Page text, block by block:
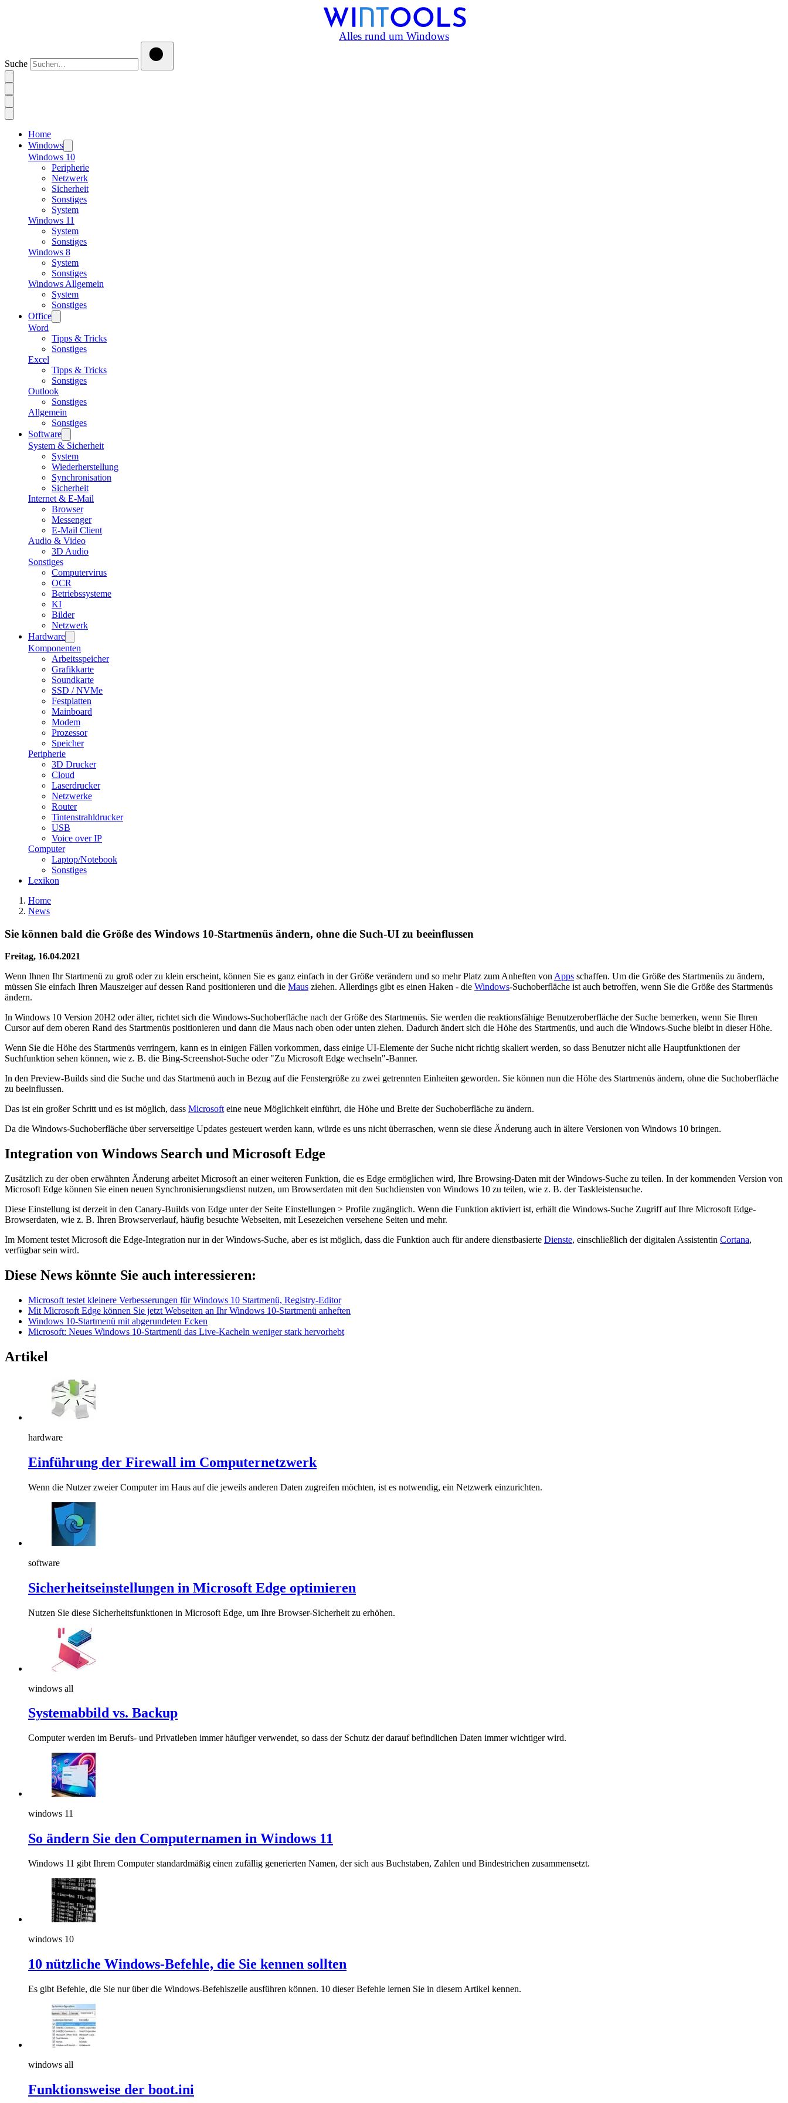
Alles rund um Windows
Suche
Home
Windows
Windows 10
Peripherie
Netzwerk
Sicherheit
Sonstiges
System
Windows 11
System
Sonstiges
Windows 8
System
Sonstiges
Windows Allgemein
System
Sonstiges
Office
Word
Tipps & Tricks
Sonstiges
Excel
Tipps & Tricks
Sonstiges
Outlook
Sonstiges
Allgemein
Sonstiges
Software
System & Sicherheit
System
Wiederherstellung
Synchronisation
Sicherheit
Internet & E-Mail
Browser
Messenger
E-Mail Client
Audio & Video
3D Audio
Sonstiges
Computervirus
OCR
Betriebssysteme
KI
Bilder
Netzwerk
Hardware
Komponenten
Arbeitsspeicher
Grafikkarte
Soundkarte
SSD / NVMe
Festplatten
Mainboard
Modem
Prozessor
Speicher
Peripherie
3D Drucker
Cloud
Laserdrucker
Netzwerke
Router
Tintenstrahldrucker
USB
Voice over IP
Computer
Laptop/Notebook
Sonstiges
Lexikon
Home
News
Sie können bald die Größe des Windows 10-Startmenüs ändern, ohne die Such-UI zu beeinflussen
Freitag, 16.04.2021
Wenn Ihnen Ihr Startmenü zu groß oder zu klein erscheint, können Sie es ganz einfach in der Größe verändern und so mehr Platz zum Anheften vonApps schaffen. Um die Größe des Startmenüs zu ändern,
müssen Sie einfach Ihren Mauszeiger auf dessen Rand positionieren und die Maus ziehen. Allerdings gibt es einen Haken - die Windows-Suchoberfläche ist auch betroffen, wenn Sie die Größe des Startmenüs
ändern.
In Windows 10 Version 20H2 oder älter, richtet sich die Windows-Suchoberfläche nach der Größe des Startmenüs. Sie werden die reaktionsfähige Benutzeroberfläche der Suche bemerken, wenn Sie Ihren
Cursor auf dem oberen Rand des Startmenüs positionieren und dann die Maus nach oben oder unten ziehen. Dadurch ändert sich die Höhe des Startmenüs, und auch die Windows-Suche bleibt in dieser Höhe.
Wenn Sie die Höhe des Startmenüs verringern, kann es in einigen Fällen vorkommen, dass einige UI-Elemente der Suche nicht richtig skaliert werden, so dass Benutzer nicht alle Hauptfunktionen der
Suchfunktion sehen können, wie z. B. die Bing-Screenshot-Suche oder "Zu Microsoft Edge wechseln"-Banner.
In den Preview-Builds sind die Suche und das Startmenü auch in Bezug auf die Fenstergröße zu zwei getrennten Einheiten geworden. Sie können nun die Höhe des Startmenüs ändern, ohne die Suchoberfläche
zu beeinflussen.
Das ist ein großer Schritt und es ist möglich, dass Microsofteine neue Möglichkeit einführt, die Höhe und Breite der Suchoberfläche zu ändern.
Da die Windows-Suchoberfläche über serverseitige Updates gesteuert werden kann, würde es uns nicht überraschen, wenn sie diese Änderung auch in ältere Versionen von Windows 10 bringen.
Integration von Windows Search und Microsoft Edge
Zusätzlich zu der oben erwähnten Änderung arbeitet Microsoft an einer weiteren Funktion, die es Edge ermöglichen wird, Ihre Browsing-Daten mit der Windows-Suche zu teilen. In der kommenden Version von
Microsoft Edge können Sie einen neuen Synchronisierungsdienst nutzen, um Browserdaten mit den Suchdiensten von Windows 10 zu teilen, wie z. B. der Taskleistensuche.
Diese Einstellung ist derzeit in den Canary-Builds von Edge unter der Seite Einstellungen > Profile zugänglich. Wenn die Funktion aktiviert ist, erhält die Windows-Suche Zugriff auf Ihre Microsoft Edge-
Browserdaten, wie z. B. Ihren Browserverlauf, häufig besuchte Webseiten, mit Lesezeichen versehene Seiten und mehr.
Im Moment testet Microsoft die Edge-Integration nur in der Windows-Suche, aber es ist möglich, dass die Funktion auch für andere dienstbasierte Dienste, einschließlich der digitalen Assistentin Cortana,
verfügbar sein wird.
Diese News könnte Sie auch interessieren:
Microsoft testet kleinere Verbesserungen für Windows 10 Startmenü, Registry-Editor
Mit Microsoft Edge können Sie jetzt Webseiten an Ihr Windows 10-Startmenü anheften
Windows 10-Startmenü mit abgerundeten Ecken
Microsoft: Neues Windows 10-Startmenü das Live-Kacheln weniger stark hervorhebt
Artikel
hardware
Einführung der Firewall im Computernetzwerk
Wenn die Nutzer zweier Computer im Haus auf die jeweils anderen Daten zugreifen möchten, ist es notwendig, ein Netzwerk einzurichten.
software
Sicherheitseinstellungen in Microsoft Edge optimieren
Nutzen Sie diese Sicherheitsfunktionen in Microsoft Edge, um Ihre Browser-Sicherheit zu erhöhen.
windows all
Systemabbild vs. Backup
Computer werden im Berufs- und Privatleben immer häufiger verwendet, so dass der Schutz der darauf befindlichen Daten immer wichtiger wird.
windows 11
So ändern Sie den Computernamen in Windows 11
Windows 11 gibt Ihrem Computer standardmäßig einen zufällig generierten Namen, der sich aus Buchstaben, Zahlen und Bindestrichen zusammensetzt.
windows 10
10 nützliche Windows-Befehle, die Sie kennen sollten
Es gibt Befehle, die Sie nur über die Windows-Befehlszeile ausführen können. 10 dieser Befehle lernen Sie in diesem Artikel kennen.
windows all
Funktionsweise der boot.ini